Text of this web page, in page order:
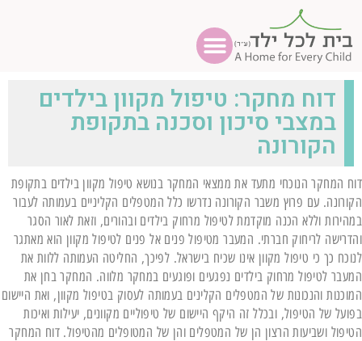
דוח מחקר: טיפול מקוון בילדים
במצבי סיכון וסכנה בתקופת
הקורונה
דוח המחקר הנוכחי מתעד את ממצאי המחקר בנושא טיפול מקוון בילדים בתקופת
הקורונה. עם פרוץ משבר הקורונה נדרשו כלל המטפלים הקליניים בעמותה לעבור
במהירות וללא הכנה מוקדמת לטיפול מרחוק בילדים ובהורים, וזאת לאור הסגר
והדרישה לריחוק חברתי. המעבר מטיפול פנים אל פנים לטיפול מקוון הוא מאתגר
לנוכח כך כי טיפול מקוון אינו שכיח בישראל. לפיכך, החליטה העמותה ללוות את
המעבר לטיפול מרחוק בילדים נפגעים ופוגעים במחקר מלווה. המחקר בחן את
המוכנות והנכונות של המטפלים הקלינים בעמותה לעסוק בטיפול מקוון, ואת היישום
בפועל של הטיפול, ובכלל זה היקף היישום של טיפוליים מקוונים, יעילות ואיכות
הטיפול ושביעות הרצון הן של המטפלים והן של המטופלים מהטיפול. דוח המחקר